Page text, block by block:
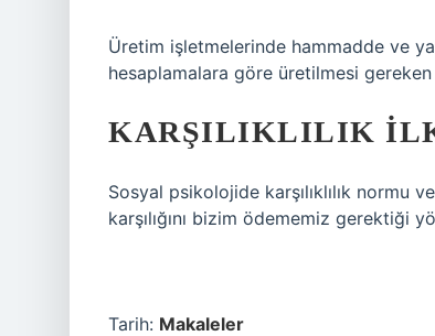
Üretim işletmelerinde hammadde ve
hesaplamalara göre üretilmesi gereken
KARŞILIKLILIK
Sosyal psikolojide karşılıklılık normu
karşılığını bizim ödememiz gerektiği
Tarih: Makaleler